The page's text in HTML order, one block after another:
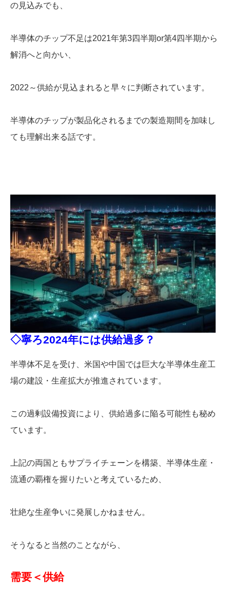
の見込みでも、
半導体のチップ不足は2021年第3四半期or第4四半期から
解消へと向かい、
2022～供給が見込まれると早々に判断されています。
半導体のチップが製品化されるまでの製造期間を加味し
ても理解出来る話です。
◇寧ろ2024年には供給過多？
半導体不足を受け、米国や中国では巨大な半導体生産工
場の建設・生産拡大が推進されています。
この過剰設備投資により、供給過多に陥る可能性も秘め
ています。
上記の両国ともサプライチェーンを構築、半導体生産・
流通の覇権を握りたいと考えているため、
壮絶な生産争いに発展しかねません。
そうなると当然のことながら、
需要＜供給